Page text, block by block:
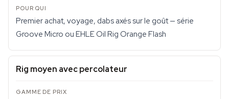
Premier achat, voyage, dabs axés sur le goût — série
Groove Micro ou EHLE Oil Rig Orange Flash
Rig moyen avec percolateur